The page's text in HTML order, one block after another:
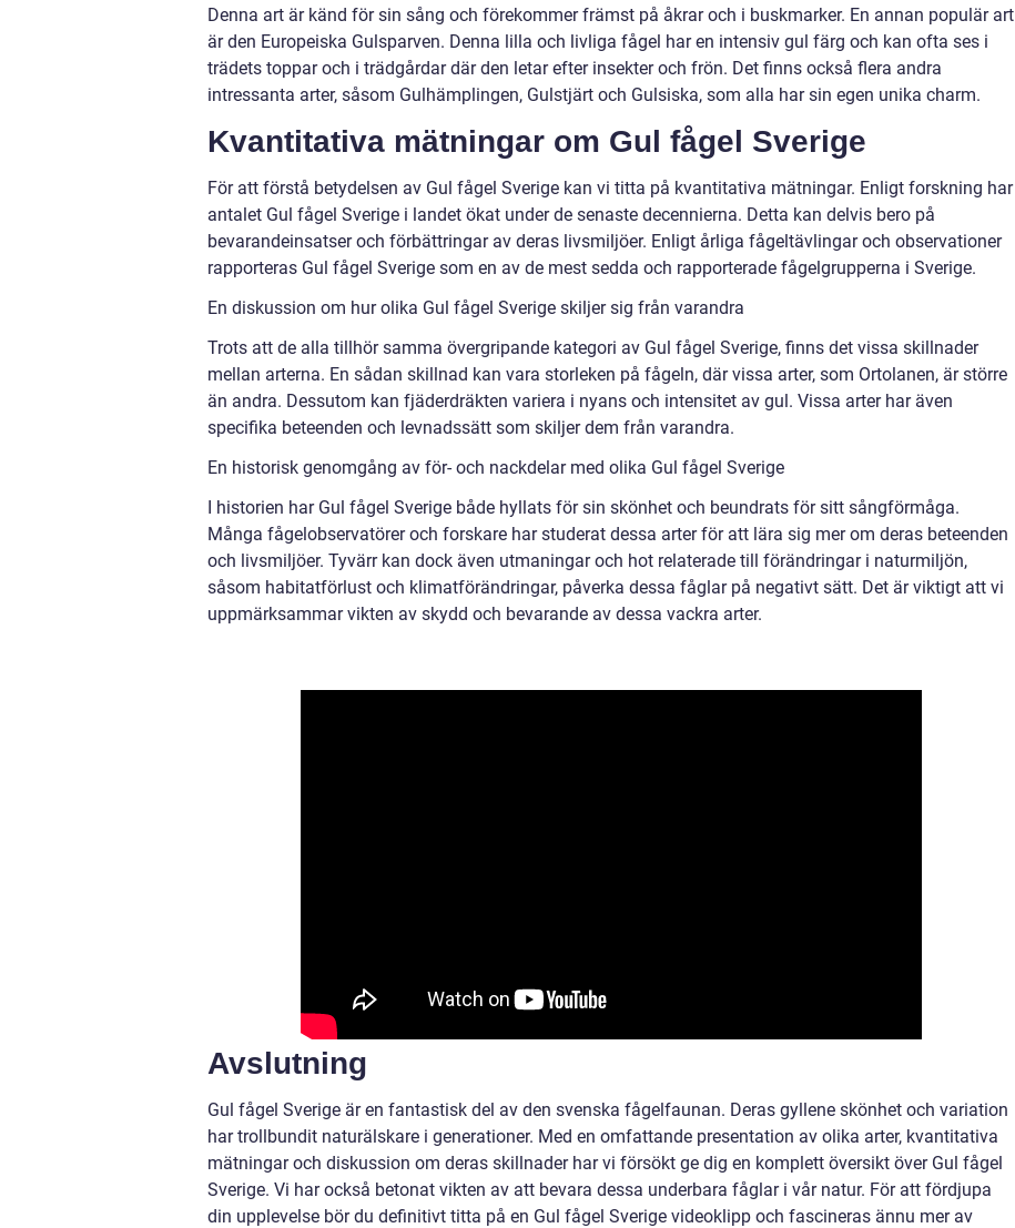
Denna art är känd för sin sång och förekommer främst på åkrar och i buskmarker. En annan populär art
är den Europeiska Gulsparven. Denna lilla och livliga fågel har en intensiv gul färg och kan ofta ses i
trädets toppar och i trädgårdar där den letar efter insekter och frön. Det finns också flera andra
intressanta arter, såsom Gulhämplingen, Gulstjärt och Gulsiska, som alla har sin egen unika charm.
Kvantitativa mätningar om Gul fågel Sverige
För att förstå betydelsen av Gul fågel Sverige kan vi titta på kvantitativa mätningar. Enligt forskning har
antalet Gul fågel Sverige i landet ökat under de senaste decennierna. Detta kan delvis bero på
bevarandeinsatser och förbättringar av deras livsmiljöer. Enligt årliga fågeltävlingar och observationer
rapporteras Gul fågel Sverige som en av de mest sedda och rapporterade fågelgrupperna i Sverige.
En diskussion om hur olika Gul fågel Sverige skiljer sig från varandra
Trots att de alla tillhör samma övergripande kategori av Gul fågel Sverige, finns det vissa skillnader
mellan arterna. En sådan skillnad kan vara storleken på fågeln, där vissa arter, som Ortolanen, är större
än andra. Dessutom kan fjäderdräkten variera i nyans och intensitet av gul. Vissa arter har även
specifika beteenden och levnadssätt som skiljer dem från varandra.
En historisk genomgång av för- och nackdelar med olika Gul fågel Sverige
I historien har Gul fågel Sverige både hyllats för sin skönhet och beundrats för sitt sångförmåga.
Många fågelobservatörer och forskare har studerat dessa arter för att lära sig mer om deras beteenden
och livsmiljöer. Tyvärr kan dock även utmaningar och hot relaterade till förändringar i naturmiljön,
såsom habitatförlust och klimatförändringar, påverka dessa fåglar på negativt sätt. Det är viktigt att vi
uppmärksammar vikten av skydd och bevarande av dessa vackra arter.
Avslutning
Gul fågel Sverige är en fantastisk del av den svenska fågelfaunan. Deras gyllene skönhet och variation
har trollbundit naturälskare i generationer. Med en omfattande presentation av olika arter, kvantitativa
mätningar och diskussion om deras skillnader har vi försökt ge dig en komplett översikt över Gul fågel
Sverige. Vi har också betonat vikten av att bevara dessa underbara fåglar i vår natur. För att fördjupa
din upplevelse bör du definitivt titta på en Gul fågel Sverige videoklipp och fascineras ännu mer av